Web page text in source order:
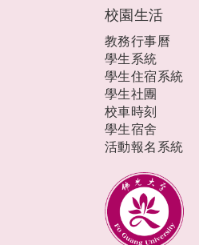
校園生活
教務行事曆
學生系統
學生住宿系統
學生社團
校車時刻
學生宿舍
活動報名系統